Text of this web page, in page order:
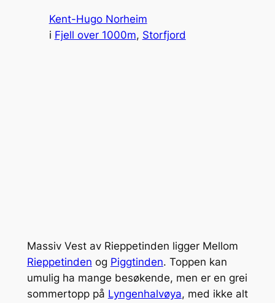
Kent-Hugo Norheim
i Fjell over 1000m, Storfjord
Massiv Vest av Rieppetinden ligger Mellom
Rieppetinden og Piggtinden. Toppen kan
umulig ha mange besøkende, men er en grei
sommertopp på Lyngenhalvøya, med ikke alt